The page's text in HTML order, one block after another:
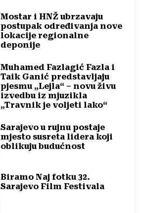
Mostar i HNŽ ubrzavaju
postupak određivanja nove
lokacije regionalne
deponije
Muhamed Fazlagić Fazla i
Taik Ganić predstavljaju
pjesmu „Lejla“ – novu živu
izvedbu iz mjuzikla
„Travnik je voljeti lako“
Sarajevo u rujnu postaje
mjesto susreta lidera koji
oblikuju budućnost
Biramo Naj fotku 32.
Sarajevo Film Festivala